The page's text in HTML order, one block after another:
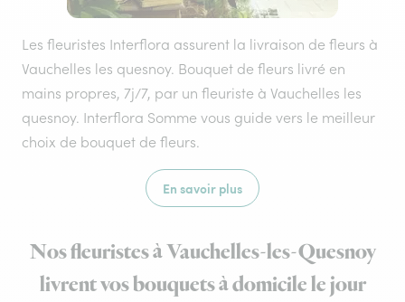
Les fleuristes Interflora assurent la livraison de fleurs à
Vauchelles les quesnoy. Bouquet de fleurs livré en
mains propres, 7j/7, par un fleuriste à Vauchelles les
quesnoy. Interflora Somme vous guide vers le meilleur
choix de bouquet de fleurs.
En savoir plus
Nos fleuristes à Vauchelles-les-Quesnoy
livrent vos bouquets à domicile le jour